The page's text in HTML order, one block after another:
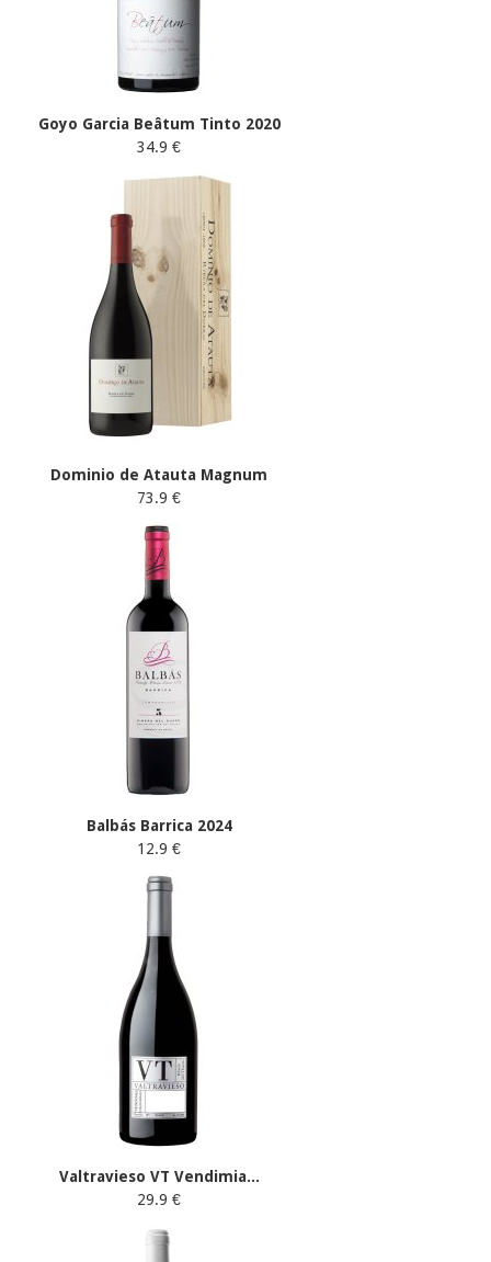
Goyo Garcia Beâtum Tinto 2020
34.9 €
Dominio de Atauta Magnum
73.9 €
Balbás Barrica 2024
12.9 €
Valtravieso VT Vendimia...
29.9 €